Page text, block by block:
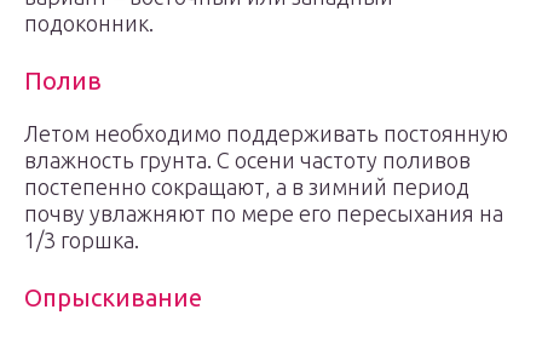
подоконник.
Полив
Летом необходимо поддерживать постоянную
влажность грунта. С осени частоту поливов
постепенно сокращают, а в зимний период
почву увлажняют по мере его пересыхания на
1/3 горшка.
Опрыскивание